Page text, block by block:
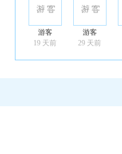
游客
19 天前
游客
29 天前